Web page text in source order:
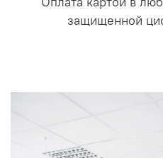
защищенной